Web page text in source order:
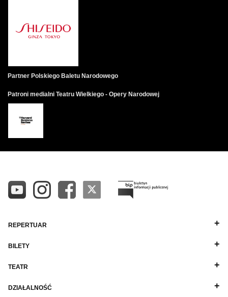
Partner Polskiego Baletu Narodowego
Patroni medialni Teatru Wielkiego - Opery Narodowej
REPERTUAR
BILETY
TEATR
DZIAŁALNOŚĆ